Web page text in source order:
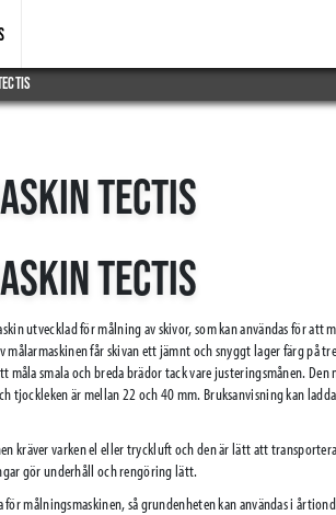
TECTIS
TECTIS
utvecklad för målning av skivor, som kan användas för att
får skivan ett jämnt och snyggt lager färg på
måla smala och breda brädor tack vare justeringsmånen. Den
tjockleken är mellan 22 och 40 mm. Bruksanvisning kan
kräver varken el eller tryckluft och den är lätt att
gör underhåll och rengöring lätt.
målningsmaskinen, så grundenheten kan användas i